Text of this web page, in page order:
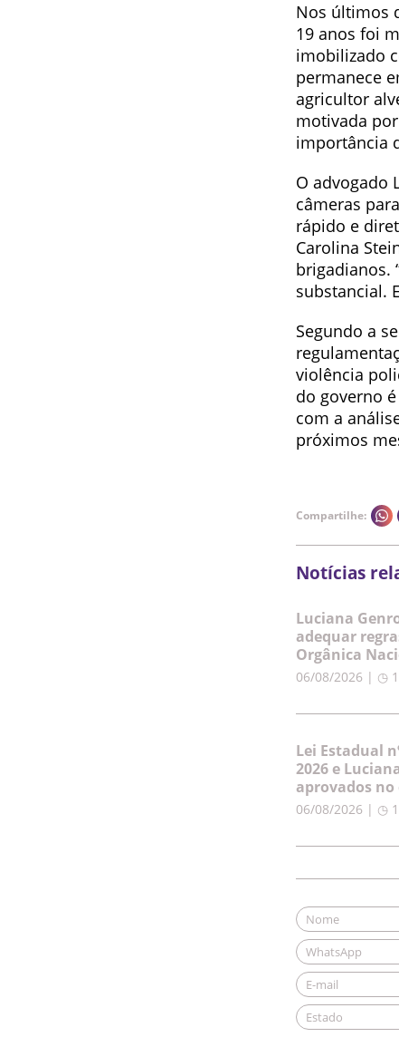
Nos últimos
19 anos foi
imobilizado
permanece
agricultor
motivada
importância
O advogado
câmeras
rápido e
Carolina
brigadianos.
substancial.
Segundo a
violência
do governo
com a
próximos
Compartilhe:
Notícias
Luciana
adequar
Orgânica
06/08/2026 | ◷
Lei Estadual
2026 e
aprovados no
06/08/2026 | ◷